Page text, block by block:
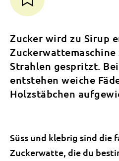
Zucker wird zu Sirup
Zuckerwattemaschine
Strahlen gespritzt.
entstehen weiche
Holzstäbchen
Süss und klebrig sind die
Zuckerwatte, die du